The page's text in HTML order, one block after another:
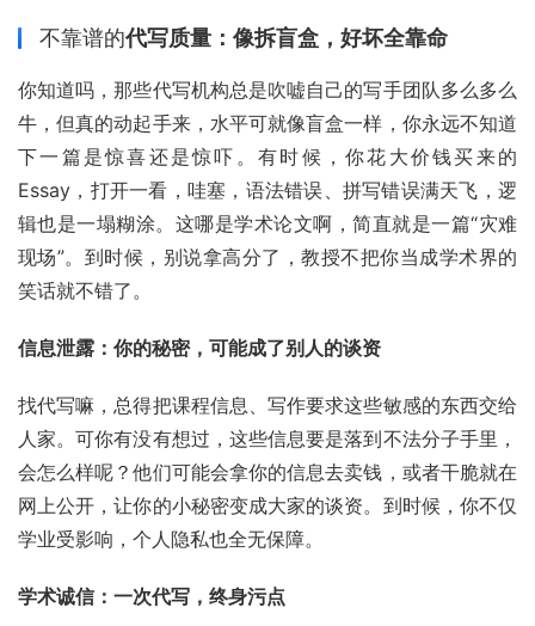
不靠谱的代写质量：像拆盲盒，好坏全靠命
你知道吗，那些代写机构总是吹嘘自己的写手团队多么多么
牛，但真的动起手来，水平可就像盲盒一样，你永远不知道
下一篇是惊喜还是惊吓。有时候，你花大价钱买来的
Essay，打开一看，哇塞，语法错误、拼写错误满天飞，逻
辑也是一塌糊涂。这哪是学术论文啊，简直就是一篇“灾难
现场”。到时候，别说拿高分了，教授不把你当成学术界的
笑话就不错了。
信息泄露：你的秘密，可能成了别人的谈资
找代写嘛，总得把课程信息、写作要求这些敏感的东西交给
人家。可你有没有想过，这些信息要是落到不法分子手里，
会怎么样呢？他们可能会拿你的信息去卖钱，或者干脆就在
网上公开，让你的小秘密变成大家的谈资。到时候，你不仅
学业受影响，个人隐私也全无保障。
学术诚信：一次代写，终身污点